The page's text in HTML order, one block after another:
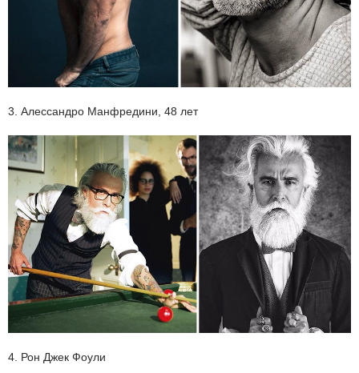
3. Алессандро Манфредини, 48 лет
4. Рон Джек Фоули